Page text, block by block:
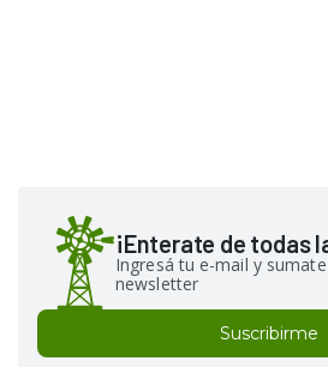
¡Enterate de todas
Ingresá tu e-mail y
newsletter
Suscribirme